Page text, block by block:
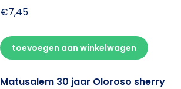
€7,45
toevoegen aan winkelwagen
Matusalem 30 jaar Oloroso sherry